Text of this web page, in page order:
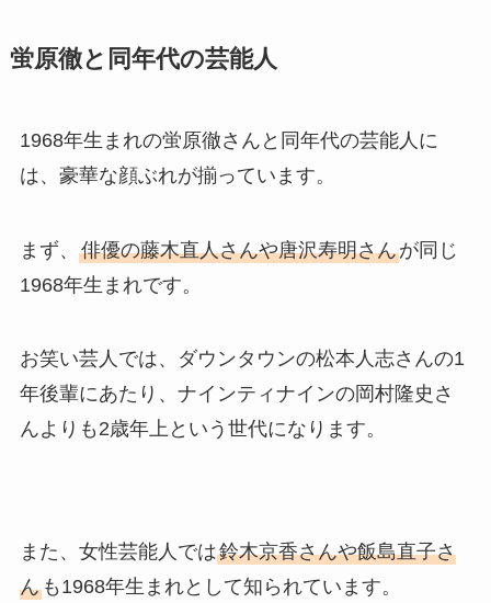
蛍原徹と同年代の芸能人
1968年生まれの蛍原徹さんと同年代の芸能人に
は、豪華な顔ぶれが揃っています。
まず、 俳優の藤木直人さんや唐沢寿明さんが同じ
1968年生まれです。
お笑い芸人では、ダウンタウンの松本人志さんの1
年後輩にあたり、ナインティナインの岡村隆史さ
んよりも2歳年上という世代になります。
また、女性芸能人では鈴木京香さんや飯島直子さ
んも1968年生まれとして知られています。